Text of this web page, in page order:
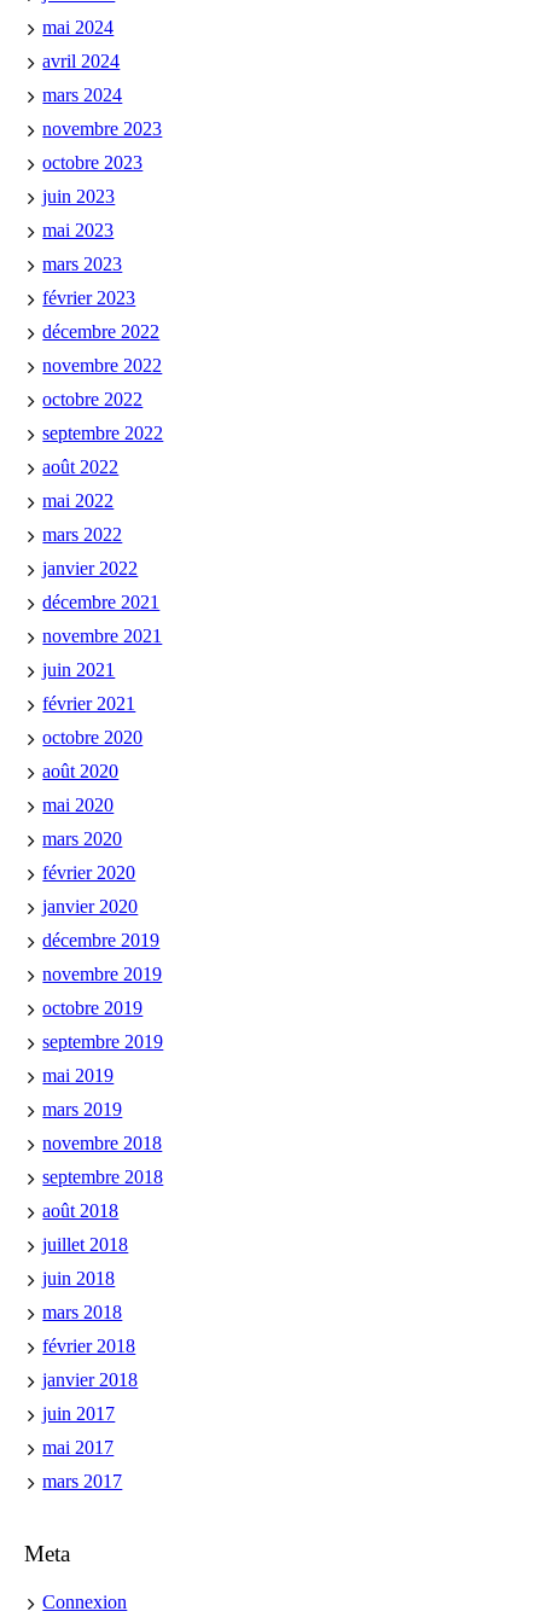
mai 2024
avril 2024
mars 2024
novembre 2023
octobre 2023
juin 2023
mai 2023
mars 2023
février 2023
décembre 2022
novembre 2022
octobre 2022
septembre 2022
août 2022
mai 2022
mars 2022
janvier 2022
décembre 2021
novembre 2021
juin 2021
février 2021
octobre 2020
août 2020
mai 2020
mars 2020
février 2020
janvier 2020
décembre 2019
novembre 2019
octobre 2019
septembre 2019
mai 2019
mars 2019
novembre 2018
septembre 2018
août 2018
juillet 2018
juin 2018
mars 2018
février 2018
janvier 2018
juin 2017
mai 2017
mars 2017
Meta
Connexion